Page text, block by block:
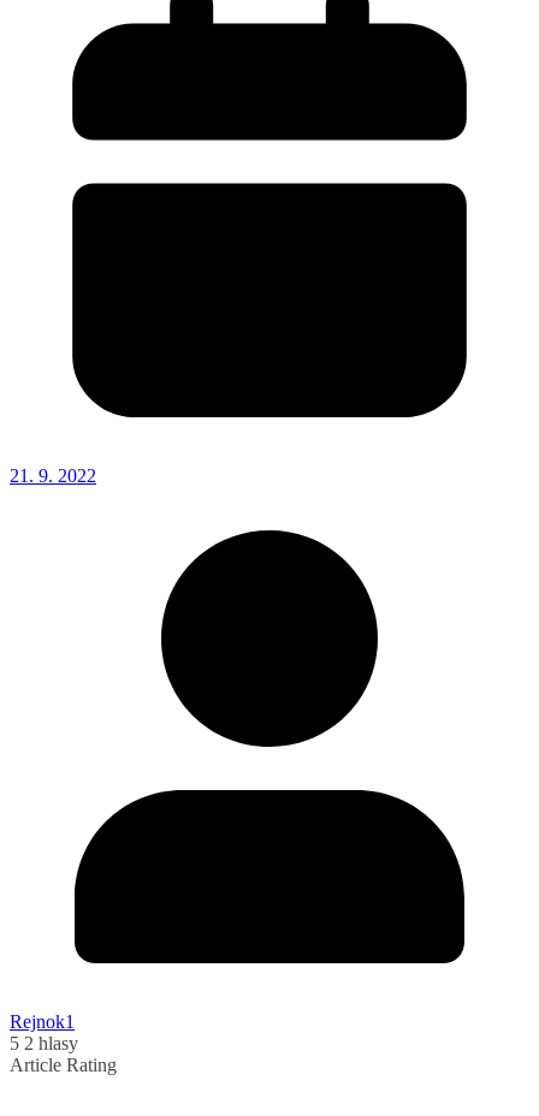
21. 9. 2022
Rejnok1
5 2 hlasy
Article Rating